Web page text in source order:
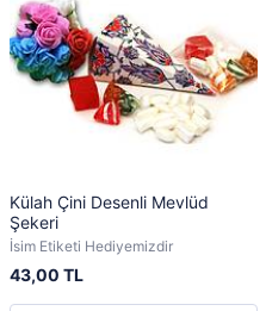
Külah Çini Desenli Mevlüd
Şekeri
İsim Etiketi Hediyemizdir
43,00 TL